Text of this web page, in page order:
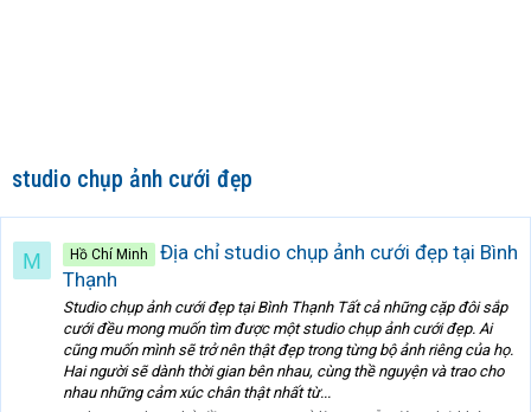
studio chụp ảnh cưới đẹp
M Hồ Chí Minh
Địa chỉ studio chụp ảnh cưới đẹp tại Bình
Thạnh
Studio chụp ảnh cưới đẹp tại Bình Thạnh Tất cả những cặp đôi sắp
cưới đều mong muốn tìm được một studio chụp ảnh cưới đẹp. Ai
cũng muốn mình sẽ trở nên thật đẹp trong từng bộ ảnh riêng của họ.
Hai người sẽ dành thời gian bên nhau, cùng thề nguyện và trao cho
nhau những cảm xúc chân thật nhất từ...